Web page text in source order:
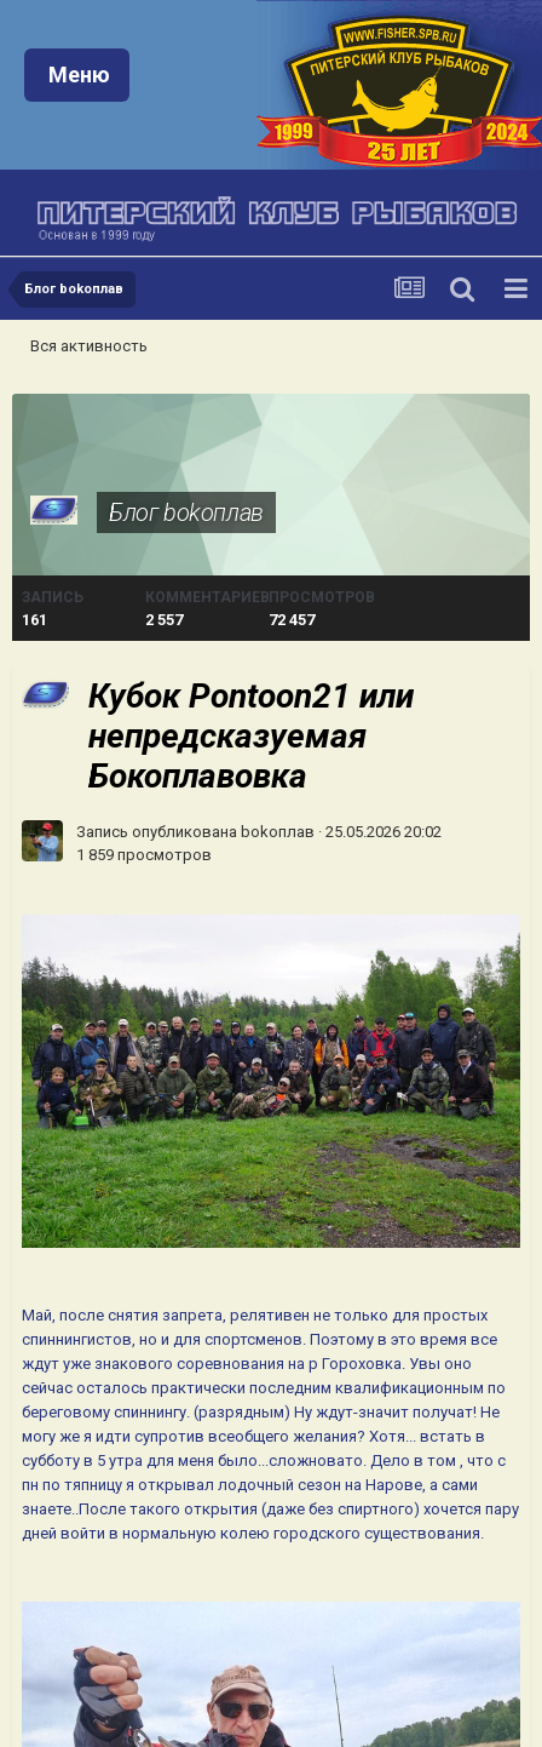
Меню:
Меню
Блог bokoплав
Вся активность
Блог bokoплав
ЗАПИСЬ
161
КОММЕНТАРИЕВ
2 557
ПРОСМОТРОВ
72 457
Кубок Pontoon21 или
непредсказуемая
Бокоплавовка
Запись опубликована bokoплав · 25.05.2026 20:02
1 859 просмотров
Май, после снятия запрета, релятивен не только для простых
спиннингистов, но и для спортсменов. Поэтому в это время все
ждут уже знакового соревнования на р Гороховка. Увы оно
сейчас осталось практически последним квалификационным по
береговому спиннингу. (разрядным) Ну ждут-значит получат! Не
могу же я идти супротив всеобщего желания? Хотя... встать в
субботу в 5 утра для меня было...сложновато. Дело в том , что с
пн по тяпницу я открывал лодочный сезон на Нарове, а сами
знаете..После такого открытия (даже без спиртного) хочется пару
дней войти в нормальную колею городского существования.